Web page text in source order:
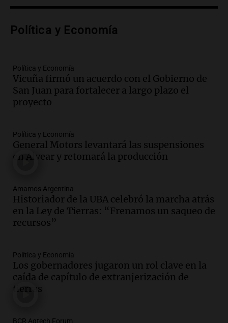
Audio.Lanzamiento del Tigo 7 CSH: el
al mercado argentino
Audio.Perito Moreno recibe la Copa
Mundial de Natación de Invierno con
récords y atletas de 20 países
Amamos Argentina
Audio.Conductor imputado por
accidente fatal en San Luis dejó tres
jóvenes muertos y un herido grave
Audio.Historiador de la UBA celebró la
marcha atrás en la Ley de Tierras:
“Frenamos un saqueo de recursos”
Amamos Argentina
Audio.Ahyre estuvo en el Estudio
Federal Sancor Seguros y adelantó su
nuevo tema a Cadena 3 Rosario.
Viva la Radio Rosario
Política y Economía
Política y Economía
Vicuña firmó un acuerdo con el Gobierno de
San Juan para fortalecer a largo plazo el
proyecto
Política y Economía
General Motors levantará las suspensiones
en Alvear y retomará la producción
Amamos Argentina
Historiador de la UBA celebró la marcha atrás
en la Ley de Tierras: “Frenamos un saqueo de
recursos”
Política y Economía
Los gobernadores jugaron un rol clave en la
caída de capítulo de extranjerización de
tierras